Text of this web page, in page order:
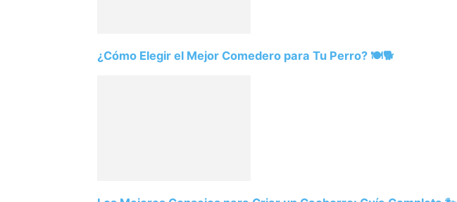
¿Cómo Elegir el Mejor Comedero para Tu Perro? 🍽️🐕